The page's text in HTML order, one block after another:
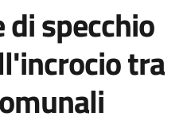
specchio
tra